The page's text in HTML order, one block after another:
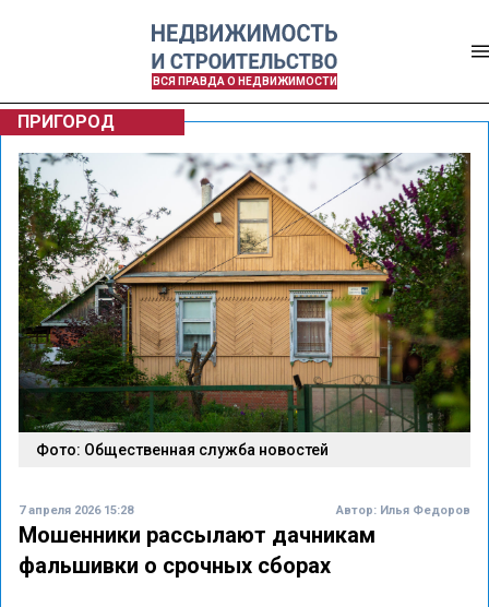
ВСЯ ПРАВДА О НЕДВИЖИМОСТИ
ПРИГОРОД
Фото: Общественная служба новостей
7 апреля 2026 15:28 Автор: Илья Федоров
Мошенники рассылают дачникам
фальшивки о срочных сборах